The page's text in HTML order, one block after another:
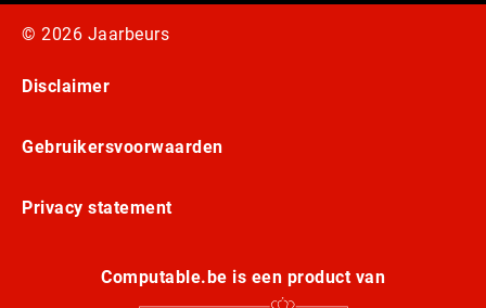
© 2026 Jaarbeurs
Disclaimer
Gebruikersvoorwaarden
Privacy statement
Computable.be is een product van